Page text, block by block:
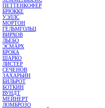
ПЕТТЕНКОФЕР
БРЮККЕ
УЭЛЛС
МОРТОН
ГЕЛЬМГОЛЬЦ
ВИРХОВ
ЛЬЕБО
ЭСМАРХ
БРОКА
ШАРКО
ЛИСТЕР
СЕЧЕНОВ
ЗАХАРЬИН
БИЛЬРОТ
БОТКИН
ВУНДТ
МЕЙНЕРТ
ЛОМБРОЗО